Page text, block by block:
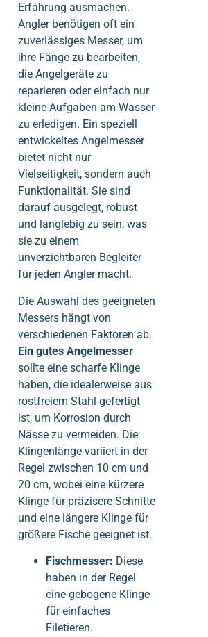
Erfahrung ausmachen.
Angler benötigen oft ein
zuverlässiges Messer, um
ihre Fänge zu bearbeiten,
die Angelgeräte zu
reparieren oder einfach nur
kleine Aufgaben am Wasser
zu erledigen. Ein speziell
entwickeltes Angelmesser
bietet nicht nur
Vielseitigkeit, sondern auch
Funktionalität. Sie sind
darauf ausgelegt, robust
und langlebig zu sein, was
sie zu einem
unverzichtbaren Begleiter
für jeden Angler macht.
Die Auswahl des geeigneten
Messers hängt von
verschiedenen Faktoren ab.
Ein gutes Angelmesser
sollte eine scharfe Klinge
haben, die idealerweise aus
rostfreiem Stahl gefertigt
ist, um Korrosion durch
Nässe zu vermeiden. Die
Klingenlänge variiert in der
Regel zwischen 10 cm und
20 cm, wobei eine kürzere
Klinge für präzisere Schnitte
und eine längere Klinge für
größere Fische geeignet ist.
Fischmesser: Diese
haben in der Regel
eine gebogene Klinge
für einfaches
Filetieren.